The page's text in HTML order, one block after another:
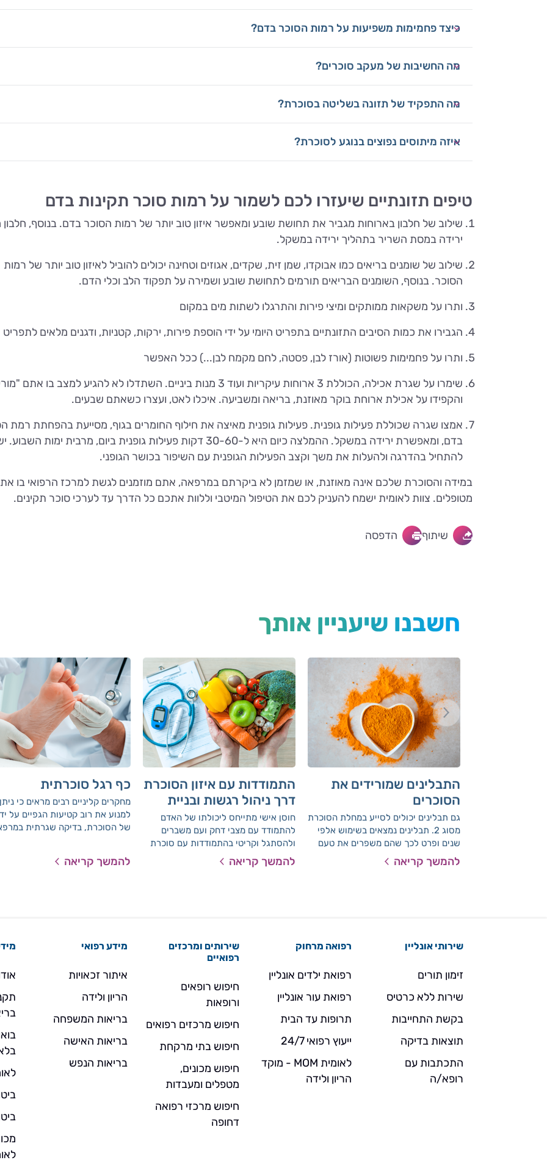
כיצד פחמימות משפיעות על רמות הסוכר בדם?
מה החשיבות של מעקב סוכרים?
מה התפקיד של תזונה בשליטה בסוכרת?
איזה מיתוסים נפוצים בנוגע לסוכרת?
טיפים תזונתיים שיעזרו לכם לשמור על רמות סוכר תקינות בדם
שילוב של חלבון בארוחות מגביר את תחושת שובע ומאפשר איזון טוב יותר של רמות הסוכר בדם. בנוסף, חלבון
ירידה במסת השריר בתהליך ירידה במשקל.
שילוב של שומנים בריאים כמו אבוקדו, שמן זית, שקדים, אגוזים וטחינה יכולים להוביל לאיזון טוב יותר של רמות
הסוכר. בנוסף, השומנים הבריאים תורמים לתחושת שובע ושמירה על תפקוד הלב וכלי הדם.
ותרו על משקאות ממותקים ומיצי פירות והתרגלו לשתות מים במקום
הגבירו את כמות הסיבים התזונתיים בתפריט היומי על ידי הוספת פירות, ירקות, קטניות, ודגנים מלאים לתפריט
ותרו על פחמימות פשוטות (אורז לבן, פסטה, לחם מקמח לבן...) ככל האפשר
שימרו על שגרת אכילה, הכוללת 3 ארוחות עיקריות ועוד 3 מנות ביניים. השתדלו לא להגיע למצב בו
והקפידו על אכילת ארוחת בוקר מאוזנת, בריאה ומשביעה. איכלו לאט, ועצרו כשאתם שבעים.
אמצו שגרה שכוללת פעילות גופנית. פעילות גופנית מאיצה את חילוף החומרים בגוף, מסייעת בהפחתת רמת
בדם, ומאפשרת ירידה במשקל. ההמלצה כיום היא ל-30-60 דקות פעילות גופנית ביום, מרבית ימות השבוע.
להתחיל בהדרגה ולהעלות את משך וקצב הפעילות הגופנית עם השיפור בכושר הגופני.
במידה והסוכרת שלכם אינה מאוזנת, או שמזמן לא ביקרתם במרפאה, אתם מוזמנים לגשת למרכז הרפואי בו
מטופלים. צוות לאומית ישמח להעניק לכם את הטיפול המיטבי וללוות אתכם כל הדרך עד לערכי סוכר תקינים.
שיתוף הדפסה
חשבנו שיעניין אותך
התבלינים שמורידים את
הסוכרים
גם תבלינים יכולים לסייע במחלת הסוכרת
מסוג 2. תבלינים נמצאים בשימוש אלפי
שנים ופרט לכך שהם משפרים את טעם
האוכל הם ידועים בסגולות הרפואיות
שלהם. תבלינים הינם טבעיים, אינם יקרים
להמשך קריאה
התמודדות עם איזון הסוכרת
דרך ניהול רגשות ובניית
חוסן אישי
חוסן אישי מתייחס ליכולתו של האדם
להתמודד עם מצבי דחק ועם משברים
ולהסתגל וקריטי בהתמודדות עם סוכרת
להמשך קריאה
כף רגל סוכרתית
מחקרים קליניים רבים מראים כי ניתן
למנוע את רוב קטיעות הגפיים על
של הסוכרת, בדיקה שגרתית
להמשך קריאה
שירותי אונליין
זימון תורים
שירות ללא כרטיס
בקשת התחייבות
תוצאות בדיקה
התכתבות עם
רופא/ה
רפואה מרחוק
רפואת ילדים אונליין
רפואת עור אונליין
תרופות עד הבית
ייעוץ רפואי 24/7
לאומית MOM - מוקד
הריון ולידה
שירותים ומרכזים
רפואיים
חיפוש רופאים
ורופאות
חיפוש מרכזים רפואים
חיפוש בתי מרקחת
חיפוש מכונים,
מטפלים ומעבדות
חיפוש מרכזי רפואה
דחופה
מידע רפואי
איתור זכאויות
הריון ולידה
בריאות המשפחה
בריאות האישה
בריאות הנפש